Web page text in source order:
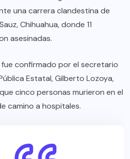
una carrera clandestina de
Chihuahua, donde 11
asesinadas.
fue confirmado por el secretario
Estatal, Gilberto Lozoya,
cinco personas murieron en el
camino a hospitales.